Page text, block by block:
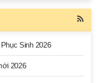
Sinh 2026
2026